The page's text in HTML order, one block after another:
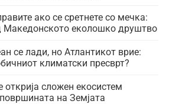
ако се сретнете со мечка:
Македонското еколошко друштво
се лади, но Атлантикот врие:
климатски пресврт?
открија сложен екосистем
на Земјата